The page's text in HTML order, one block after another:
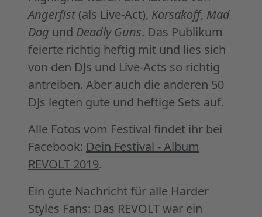
Angerfist (als Live-Act), Korsakoff, Mad
Dog und Deadly Guns. Das Publikum
feierte richtig heftig mit und lies sich
von den DJs und Live-Acts so richtig
antreiben. Aber auch die anderen 50
DJs legten gute und heftige Sets auf.
Alle Fotos vom Festival findet ihr bei
Facebook: Dein Festival - Album
REVOLT 2019.
Ein gute Nachricht für alle Harder
Styles Fans: Das REVOLT war ein